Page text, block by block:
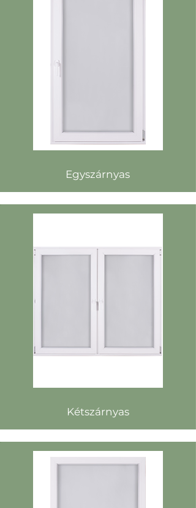
Egyszárnyas
Kétszárnyas